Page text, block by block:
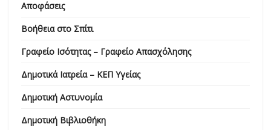
Αποφάσεις
Βοήθεια στο Σπίτι
Γραφείο Ισότητας – Γραφείο Απασχόλησης
Δημοτικά Ιατρεία – ΚΕΠ Υγείας
Δημοτική Αστυνομία
Δημοτική Βιβλιοθήκη